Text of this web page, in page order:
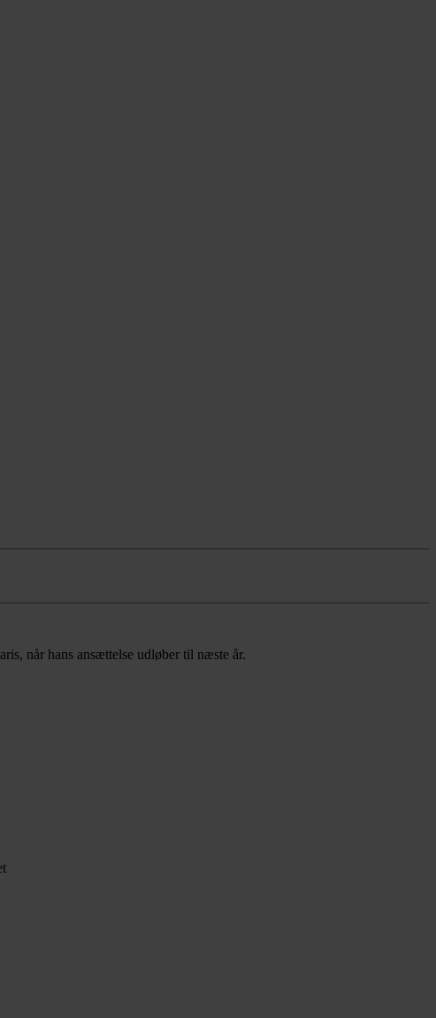
når hans ansættelse udløber til næste år.